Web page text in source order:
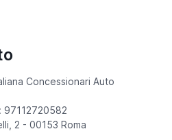
Concessionari Auto
97112720582
2 - 00153 Roma